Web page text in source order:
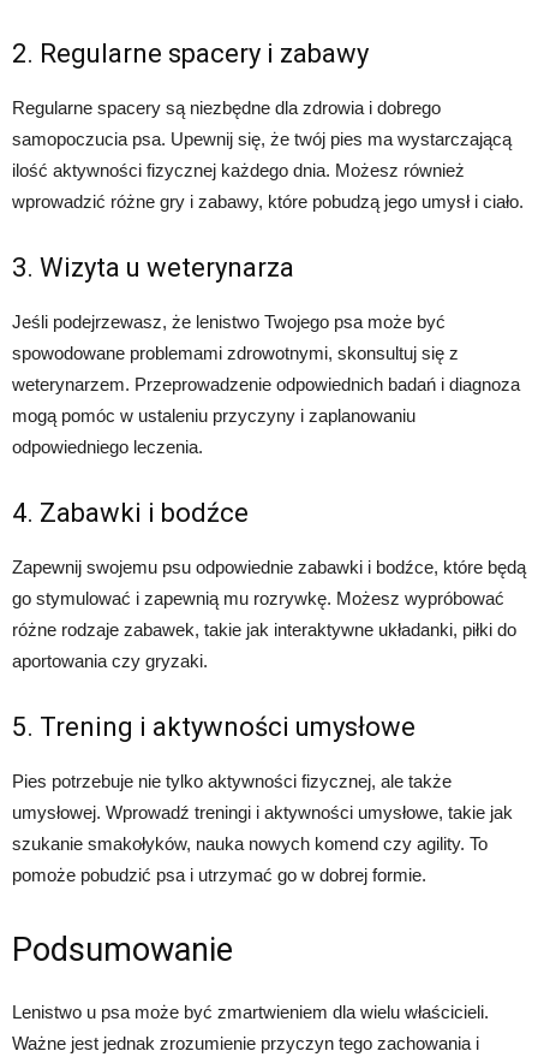
2. Regularne spacery i zabawy
Regularne spacery są niezbędne dla zdrowia i dobrego
samopoczucia psa. Upewnij się, że twój pies ma wystarczającą
ilość aktywności fizycznej każdego dnia. Możesz również
wprowadzić różne gry i zabawy, które pobudzą jego umysł i ciało.
3. Wizyta u weterynarza
Jeśli podejrzewasz, że lenistwo Twojego psa może być
spowodowane problemami zdrowotnymi, skonsultuj się z
weterynarzem. Przeprowadzenie odpowiednich badań i diagnoza
mogą pomóc w ustaleniu przyczyny i zaplanowaniu
odpowiedniego leczenia.
4. Zabawki i bodźce
Zapewnij swojemu psu odpowiednie zabawki i bodźce, które będą
go stymulować i zapewnią mu rozrywkę. Możesz wypróbować
różne rodzaje zabawek, takie jak interaktywne układanki, piłki do
aportowania czy gryzaki.
5. Trening i aktywności umysłowe
Pies potrzebuje nie tylko aktywności fizycznej, ale także
umysłowej. Wprowadź treningi i aktywności umysłowe, takie jak
szukanie smakołyków, nauka nowych komend czy agility. To
pomoże pobudzić psa i utrzymać go w dobrej formie.
Podsumowanie
Lenistwo u psa może być zmartwieniem dla wielu właścicieli.
Ważne jest jednak zrozumienie przyczyn tego zachowania i